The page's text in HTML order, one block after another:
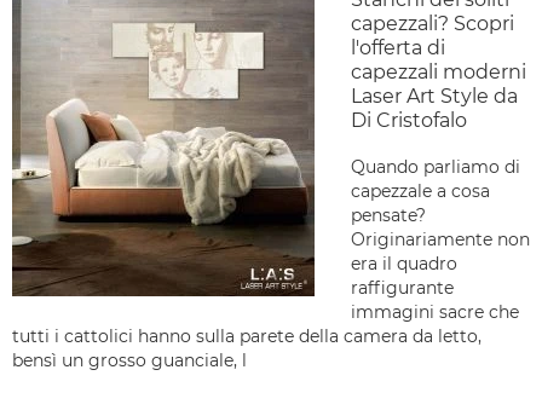
capezzali? Scopri
l'offerta di
capezzali moderni
Laser Art Style da
Di Cristofalo
Quando parliamo di
capezzale a cosa
pensate?
Originariamente non
era il quadro
raffigurante
immagini sacre che
tutti i cattolici hanno sulla parete della camera da letto,
bensì un grosso guanciale, l